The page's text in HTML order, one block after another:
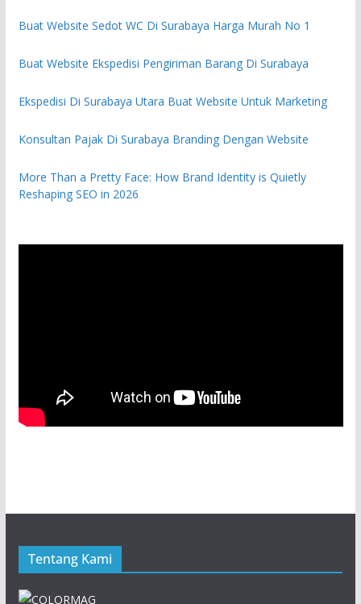
Buat Website Sedot WC Di Surabaya Harga Murah No 1
Buat Website Ekspedisi Pengiriman Barang Di Surabaya
Ekspedisi Di Surabaya Utara Buat Website Untuk Marketing
Konsultan Pajak Di Surabaya Branding Dengan Website
More Than a Pretty Face: How Brand Identity is Quietly
Reshaping SEO in 2026
Tentang Kami